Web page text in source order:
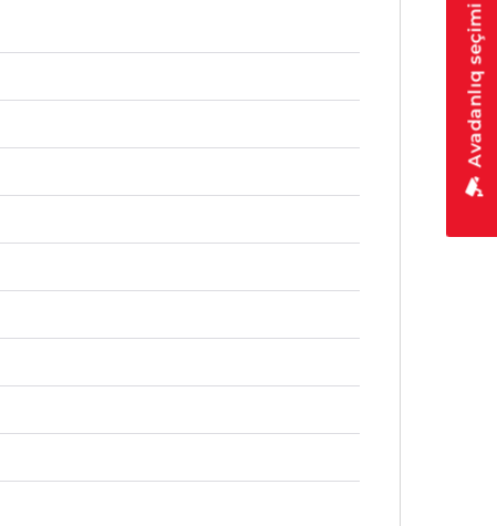
Avadanlıq seçimi